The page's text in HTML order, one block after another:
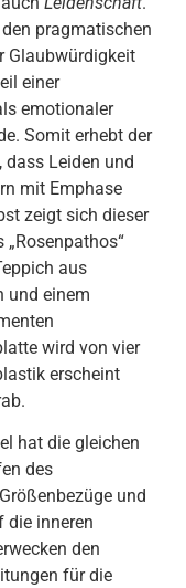
pragmatischen
Glaubwürdigkeit
einer
emotionaler
Somit erhebt der
dass Leiden und
mit Emphase
zeigt sich dieser
aus
und einem
wird von vier
erscheint
hat die gleichen
des
und
die inneren
den
für die